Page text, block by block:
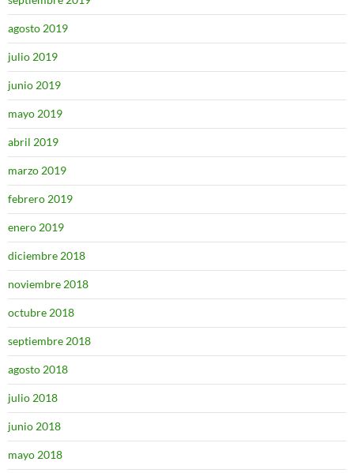
agosto 2019
julio 2019
junio 2019
mayo 2019
abril 2019
marzo 2019
febrero 2019
enero 2019
diciembre 2018
noviembre 2018
octubre 2018
septiembre 2018
agosto 2018
julio 2018
junio 2018
mayo 2018